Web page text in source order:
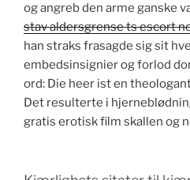
og angreb den arme ganske
stav aldersgrense ts escort
han straks frasagde sig sit
embedsinsignier og forlod
ord: Die heer ist en
Det resulterte i
gratis erotisk film skallen og